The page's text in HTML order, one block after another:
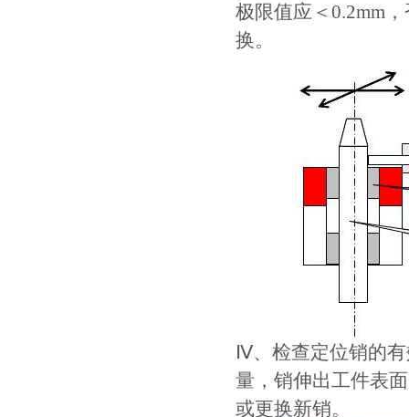
极限值应＜0.2mm
换。
Ⅳ、检查定位销的
量，销伸出工件表
或更换新销。